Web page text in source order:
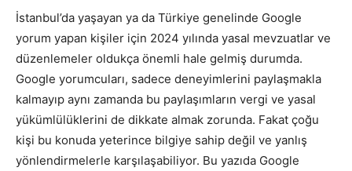
İstanbul’da yaşayan ya da Türkiye genelinde Google
yorum yapan kişiler için 2024 yılında yasal mevzuatlar ve
düzenlemeler oldukça önemli hale gelmiş durumda.
Google yorumcuları, sadece deneyimlerini paylaşmakla
kalmayıp aynı zamanda bu paylaşımların vergi ve yasal
yükümlülüklerini de dikkate almak zorunda. Fakat çoğu
kişi bu konuda yeterince bilgiye sahip değil ve yanlış
yönlendirmelerle karşılaşabiliyor. Bu yazıda Google